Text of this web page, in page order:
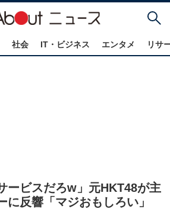
社会 IT・ビジネス エンタメ リサ
ービスだろw」元HKT48が主
に反響「マジおもしろい」